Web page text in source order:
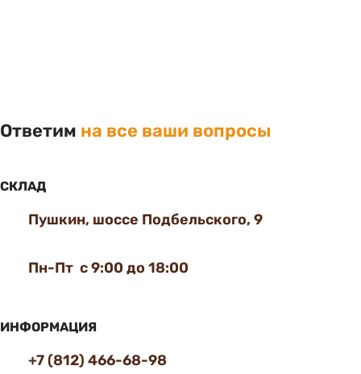
Ответим на все ваши вопросы
СКЛАД
Пушкин, шоссе Подбельского, 9
Пн-Пт с 9:00 до 18:00
ИНФОРМАЦИЯ
+7 (812) 466-68-98